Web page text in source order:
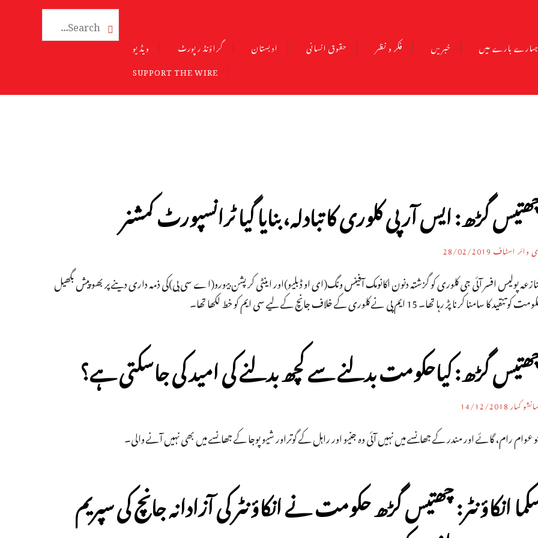
ہمارے بارے میں خبریں فکر و نظر حقوق انسانی ادبستان گراؤنڈ رپورٹ
ویڈیو
SUPPORT THE WIRE

گڑھ: ایس آر پی کلوری کا تبادلہ، بنایا گیا ٹرانسپورٹ کمشنر
وائر اسٹاف28/02/2019
پولیس افسر آئی جی کلوری کو گزشتہ دنون اکانومک آفینس ونگ(ای او ڈبلیو)اور اینٹی کرپشن بیورو(اے سی بی)کی ذمہ داری دینے پر بھوپیش بگھیل
تنقید کا سامنا کرنا پڑ رہا تھا۔ 15 ایم پی نے کلوری کے خلاف جانچ کے لیے سی ایم کو خط لکھا تھا۔
گڑھ: کیاحکومت بدلنے سے کچھ بدلنے کی امید کی جاسکتی ہے؟
کمار14/12/2018
عوام رام، گائے اور مندر کے جھانسے میں نہیں آئی وہ جنیو اور راہل کے گوتراور شیو پوجا کے جھانسے میں بھی نہیں آنے والی۔
انکاؤنٹر: چھتیس گڑھ حکومت نے انکاؤنٹر کی آزادانہ جانچ کی سپریم